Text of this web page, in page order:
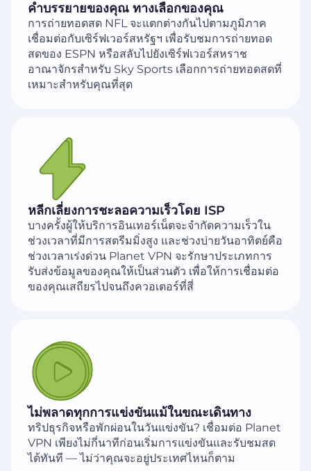
คำบรรยายของคุณ ทางเลือกของคุณ
การถ่ายทอดสด NFL จะแตกต่างกันไปตามภูมิภาค
เชื่อมต่อกับเซิร์ฟเวอร์สหรัฐฯ เพื่อรับชมการถ่ายทอด
สดของ ESPN หรือสลับไปยังเซิร์ฟเวอร์สหราช
อาณาจักรสำหรับ Sky Sports เลือกการถ่ายทอดสดที่
เหมาะสำหรับคุณที่สุด
หลีกเลี่ยงการชะลอความเร็วโดย ISP
บางครั้งผู้ให้บริการอินเทอร์เน็ตจะจำกัดความเร็วใน
ช่วงเวลาที่มีการสตรีมมิ่งสูง และช่วงบ่ายวันอาทิตย์คือ
ช่วงเวลาเร่งด่วน Planet VPN จะรักษาประเภทการ
รับส่งข้อมูลของคุณให้เป็นส่วนตัว เพื่อให้การเชื่อมต่อ
ของคุณเสถียรไปจนถึงควอเตอร์ที่สี่
ไม่พลาดทุกการแข่งขันแม้ในขณะเดินทาง
ทริปธุรกิจหรือพักผ่อนในวันแข่งขัน? เชื่อมต่อ Planet
VPN เพียงไม่กี่นาทีก่อนเริ่มการแข่งขันและรับชมสด
ได้ทันที — ไม่ว่าคุณจะอยู่ประเทศไหนก็ตาม